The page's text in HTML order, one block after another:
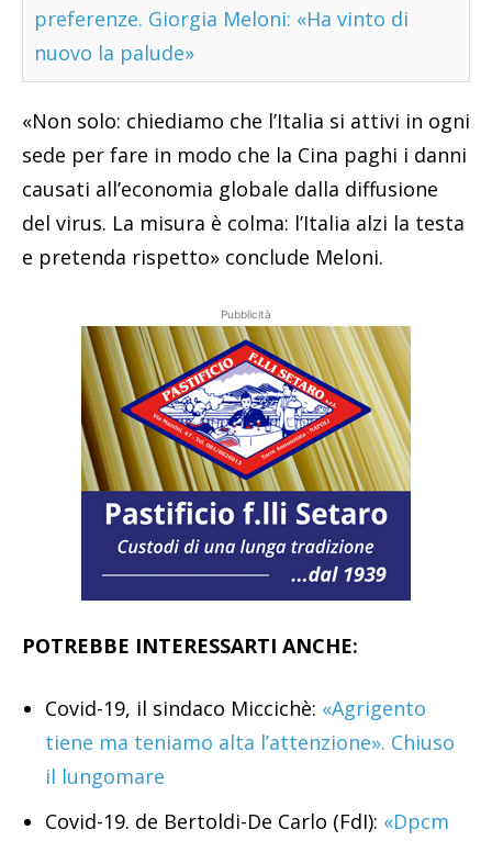
preferenze. Giorgia Meloni: «Ha vinto di
nuovo la palude»
«Non solo: chiediamo che l’Italia si attivi in ogni
sede per fare in modo che la Cina paghi i danni
causati all’economia globale dalla diffusione
del virus. La misura è colma: l’Italia alzi la testa
e pretenda rispetto» conclude Meloni.
Pubblicità
POTREBBE INTERESSARTI ANCHE:
Covid-19, il sindaco Miccichè: «Agrigento
tiene ma teniamo alta l’attenzione». Chiuso
il lungomare
Covid-19. de Bertoldi-De Carlo (FdI): «Dpcm